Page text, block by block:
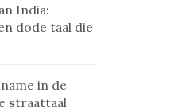
India:
dode taal die
in de
straattaal